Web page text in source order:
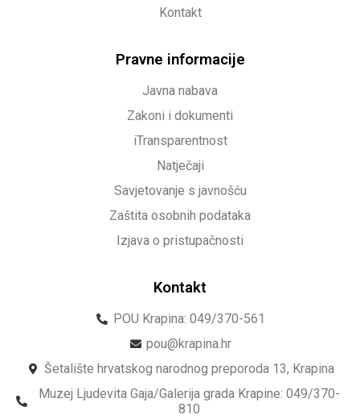
Kontakt
Pravne informacije
Javna nabava
Zakoni i dokumenti
iTransparentnost
Natječaji
Savjetovanje s javnošću
Zaštita osobnih podataka
Izjava o pristupačnosti
Kontakt
POU Krapina: 049/370-561
pou@krapina.hr
Šetalište hrvatskog narodnog preporoda 13, Krapina
Muzej Ljudevita Gaja/Galerija grada Krapine: 049/370-
810